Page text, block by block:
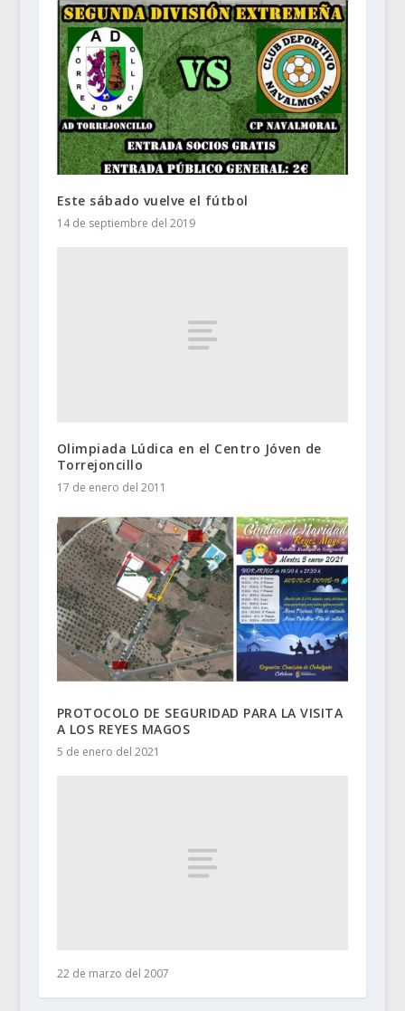
Este sábado vuelve el fútbol
14 de septiembre del 2019
Olimpiada Lúdica en el Centro Jóven de
Torrejoncillo
17 de enero del 2011
PROTOCOLO DE SEGURIDAD PARA LA VISITA
A LOS REYES MAGOS
5 de enero del 2021
22 de marzo del 2007